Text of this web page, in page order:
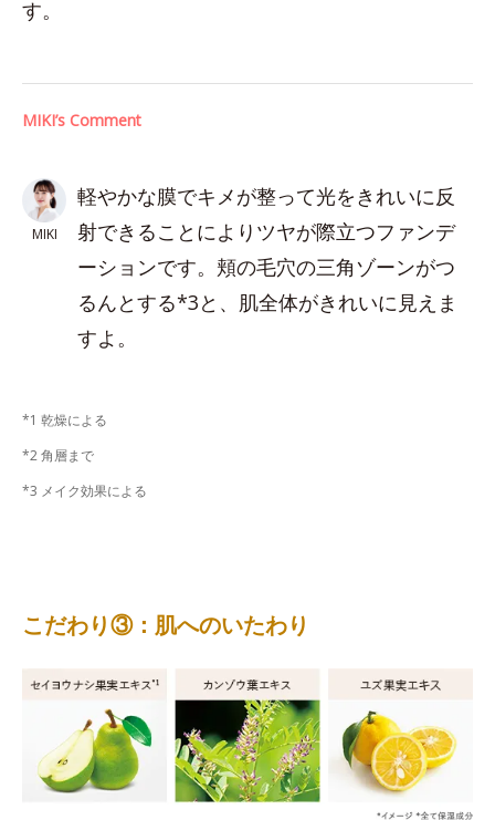
す。
MIKI’s Comment
MIKI
軽やかな膜でキメが整って光をきれいに反
射できることによりツヤが際立つファンデ
ーションです。頬の毛穴の三角ゾーンがつ
るんとする*3と、肌全体がきれいに見えま
すよ。
*1 乾燥による
*2 角層まで
*3 メイク効果による
こだわり③：肌へのいたわり